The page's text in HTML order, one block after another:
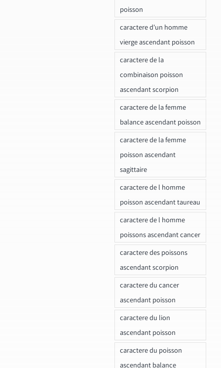
poisson
caractere d'un homme
vierge ascendant poisson
caractere de la
combinaison poisson
ascendant scorpion
caractere de la femme
balance ascendant poisson
caractere de la femme
poisson ascendant
sagittaire
caractere de l homme
poisson ascendant taureau
caractere de l homme
poissons ascendant cancer
caractere des poissons
ascendant scorpion
caractere du cancer
ascendant poisson
caractere du lion
ascendant poisson
caractere du poisson
ascendant balance